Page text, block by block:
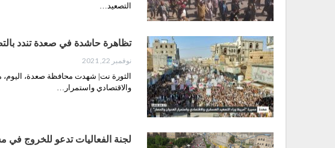
التصعيد…
تظاهرة حاشدة في صعدة تندد
نوفمبر 22, 2021
الثورة نت| شهدت محافظة صعدة، اليوم،
والاقتصادي واستمرار…
لجنة الفعاليات تدعو للخروج في